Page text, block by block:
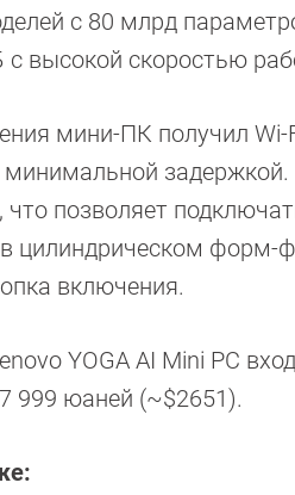
с 80 млрд
с высокой скоростью
мини-ПК получил Wi-
минимальной
что позволяет
цилиндрическом форм-
включения.
YOGA AI Mini PC
999 юаней (~$2651).